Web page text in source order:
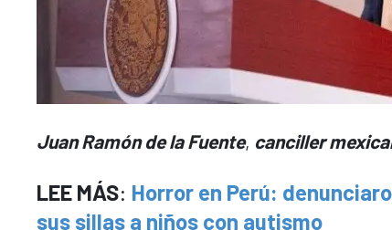
Juan Ramón de la Fuente, canciller
LEE MÁS: Horror en Perú:
sus sillas a niños con autismo